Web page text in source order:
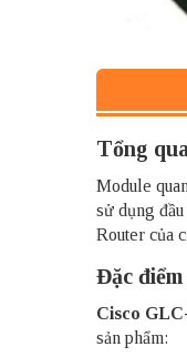
Tổng
Module
sử dụng
Router của
Đặc
Cisco
sản phẩm: